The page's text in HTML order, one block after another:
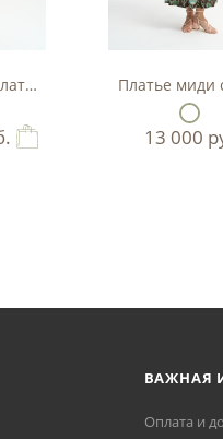
футляр Платье миди
13 000
ВАЖНАЯ
Оплата и